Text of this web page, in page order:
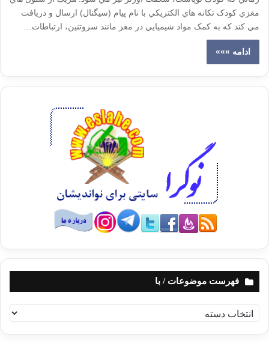
مغزي کودک تکانه هاي الکتريکي با نام پيام (سيگنال) ارسال و دريافت
مي کند که به کمک مواد شيميايي در مغز مانند سروتنين، ارتباطات…
ادامه »»»
فهرست موضوعات / با
ه
ر